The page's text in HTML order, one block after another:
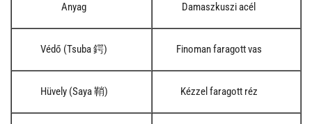
Anyag Damaszkuszi acél
Védő (Tsuba 鍔) Finoman faragott vas
Hüvely (Saya 鞘) Kézzel faragott réz